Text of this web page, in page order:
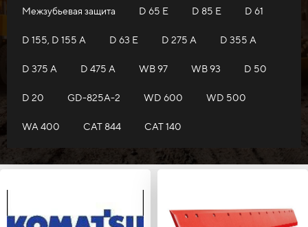
Межзубьевая защита D 65 E D 85 E D 61
D 155, D 155 A D 63 E D 275 A D 355 A
D 375 A D 475 A WB 97 WB 93 D 50
D 20 GD-825A-2 WD 600 WD 500
WA 400 САТ 844 CAT 140